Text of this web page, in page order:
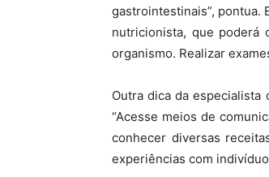
gastrointestinais”, pontua.
nutricionista, que poderá
organismo. Realizar
Outra dica da
“Acesse meios de
conhecer diversas
experiências com